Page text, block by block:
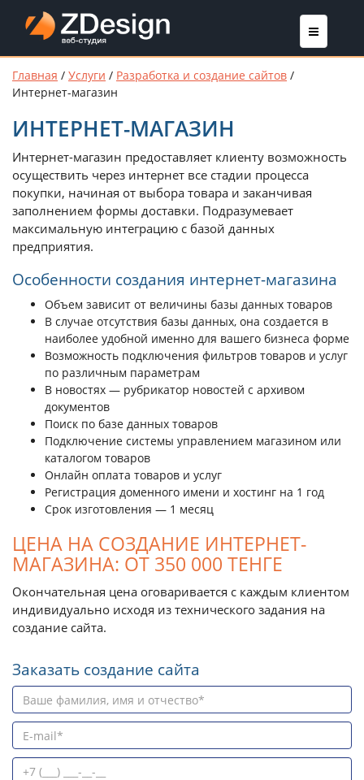
Главная / Услуги / Разработка и создание сайтов /
Интернет-магазин
ИНТЕРНЕТ-МАГАЗИН
Интернет-магазин предоставляет клиенту возможность
осуществить через интернет все стадии процесса
покупки, начиная от выбора товара и заканчивая
заполнением формы доставки. Подразумевает
максимальную интеграцию с базой данных
предприятия.
Особенности создания интернет-магазина
Объем зависит от величины базы данных товаров
В случае отсутствия базы данных, она создается в
наиболее удобной именно для вашего бизнеса форме
Возможность подключения фильтров товаров и услуг
по различным параметрам
В новостях — рубрикатор новостей с архивом
документов
Поиск по базе данных товаров
Подключение системы управлением магазином или
каталогом товаров
Онлайн оплата товаров и услуг
Регистрация доменного имени и хостинг на 1 год
Срок изготовления — 1 месяц
ЦЕНА НА СОЗДАНИЕ ИНТЕРНЕТ-
МАГАЗИНА: ОТ 350 000 ТЕНГЕ
Окончательная цена оговаривается с каждым клиентом
индивидуально исходя из технического задания на
создание сайта.
Заказать создание сайта